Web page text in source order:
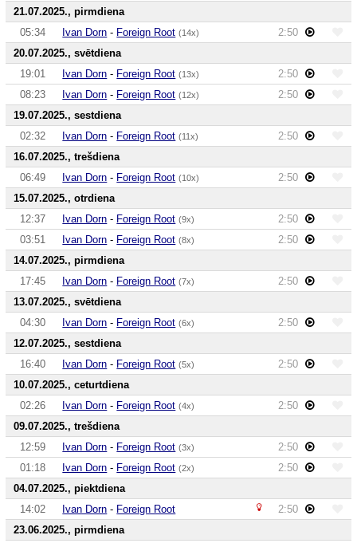
21.07.2025., pirmdiena
05:34
Ivan Dorn - Foreign Root (14x)
2:50
20.07.2025., svētdiena
19:01
Ivan Dorn - Foreign Root (13x)
2:50
08:23
Ivan Dorn - Foreign Root (12x)
2:50
19.07.2025., sestdiena
02:32
Ivan Dorn - Foreign Root (11x)
2:50
16.07.2025., trešdiena
06:49
Ivan Dorn - Foreign Root (10x)
2:50
15.07.2025., otrdiena
12:37
Ivan Dorn - Foreign Root (9x)
2:50
03:51
Ivan Dorn - Foreign Root (8x)
2:50
14.07.2025., pirmdiena
17:45
Ivan Dorn - Foreign Root (7x)
2:50
13.07.2025., svētdiena
04:30
Ivan Dorn - Foreign Root (6x)
2:50
12.07.2025., sestdiena
16:40
Ivan Dorn - Foreign Root (5x)
2:50
10.07.2025., ceturtdiena
02:26
Ivan Dorn - Foreign Root (4x)
2:50
09.07.2025., trešdiena
12:59
Ivan Dorn - Foreign Root (3x)
2:50
01:18
Ivan Dorn - Foreign Root (2x)
2:50
04.07.2025., piektdiena
14:02
Ivan Dorn - Foreign Root
2:50
23.06.2025., pirmdiena